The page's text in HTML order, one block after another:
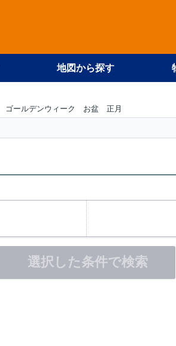
地図から探す
ゴールデンウィーク お盆 正月
選択した条件で検索